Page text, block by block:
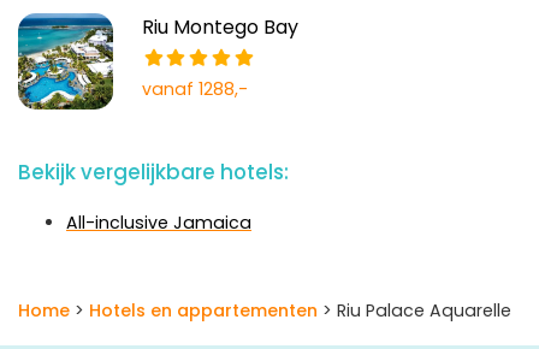
Riu Montego Bay
vanaf 1288,-
Bekijk vergelijkbare hotels:
All-inclusive Jamaica
Home > Hotels en appartementen > Riu Palace Aquarelle